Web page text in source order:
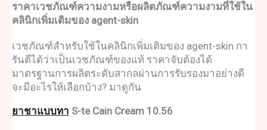
ราคาเวชภัณฑ์ความงามหรือผลิตภัณฑ์ความงามที่ใช้ใน
คลินิกเพิ่มเติมของ agent-skin
เวชภัณฑ์สำหรับใช้ในคลินิกเพิ่มเติมของ agent-skin กา
รันตีได้ว่าเป็นเวชภัณฑ์ของแท้ ราคาจับต้องได้
มาตรฐานการผลิตระดับสากลผ่านการรับรองมาอย่างดี
จะมีอะไรให้เลือกบ้าง? มาดูกัน
ยาชาแบบทา S-te Cain Cream 10.56